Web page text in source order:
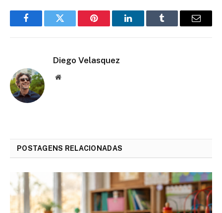
FacebookTwitter Pinterest LinkedInTumblr Email
Diego Velasquez
Website
POSTAGENS RELACIONADAS